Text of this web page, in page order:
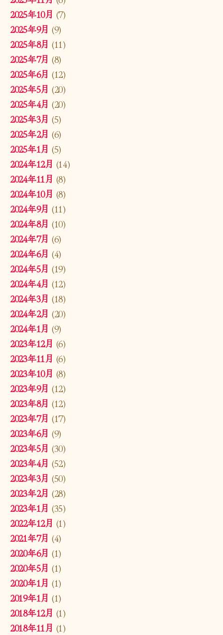
2025年10月 (7)
2025年9月 (9)
2025年8月 (11)
2025年7月 (8)
2025年6月 (12)
2025年5月 (20)
2025年4月 (20)
2025年3月 (5)
2025年2月 (6)
2025年1月 (5)
2024年12月 (14)
2024年11月 (8)
2024年10月 (8)
2024年9月 (11)
2024年8月 (10)
2024年7月 (6)
2024年6月 (4)
2024年5月 (19)
2024年4月 (12)
2024年3月 (18)
2024年2月 (20)
2024年1月 (9)
2023年12月 (6)
2023年11月 (6)
2023年10月 (8)
2023年9月 (12)
2023年8月 (12)
2023年7月 (17)
2023年6月 (9)
2023年5月 (30)
2023年4月 (52)
2023年3月 (50)
2023年2月 (28)
2023年1月 (35)
2022年12月 (1)
2021年7月 (4)
2020年6月 (1)
2020年5月 (1)
2020年1月 (1)
2019年1月 (1)
2018年12月 (1)
2018年11月 (1)